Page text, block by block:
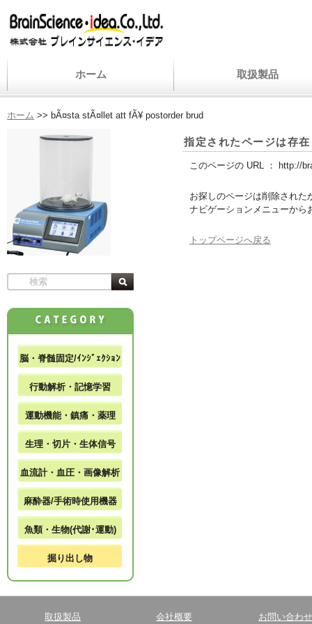
ホーム 取扱製品
ホーム >> bÃ¤sta stÃ¤llet att fÃ¥ postorder brud
指定されたページは存
このページの URL ： http://
お探しのページは削除された
ナビゲーションメニューから
トップページへ戻る
脳・脊髄固定/ｲﾝｼﾞｪｸｼｮﾝ
行動解析・記憶学習
運動機能・鎮痛・薬理
生理・切片・生体信号
血流計・血圧・画像解析
麻酔器/手術時使用機器
魚類・生物(代謝･運動)
掘り出し物
取扱製品 会社概要 お問い合わせ